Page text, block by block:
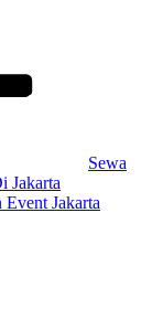
Sewa
Jakarta
Event Jakarta